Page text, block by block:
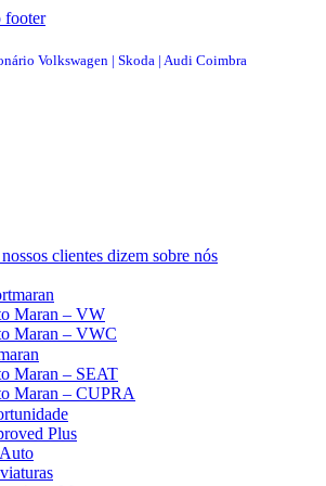
footer
clientes dizem sobre nós
Maran – VW
Maran – VWC
Maran – SEAT
Maran – CUPRA
Plus